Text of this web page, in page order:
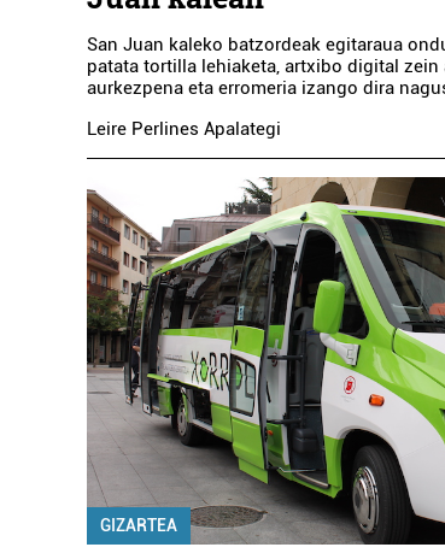
San Juan kaleko batzordeak egitaraua
patata tortilla lehiaketa, artxibo digital zein
aurkezpena eta erromeria izango dira
Leire Perlines Apalategi
GIZARTEA